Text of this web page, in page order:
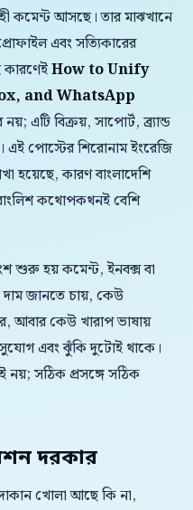
কমেন্ট আসছে। তার মাঝখানে
এবং সত্যিকারের
How to Unify
and WhatsApp
এটি বিক্রয়, সাপোর্ট, ব্র্যান্ড
এই পোস্টের শিরোনাম ইংরেজি
হয়েছে, কারণ বাংলাদেশি
বাংলিশ কথোপকথনই বেশি
শুরু হয় কমেন্ট, ইনবক্স বা
জানতে চায়, কেউ
আবার কেউ খারাপ ভাষায়
এবং ঝুঁকি দুটোই থাকে।
নয়; সঠিক প্রসঙ্গে সঠিক
দরকার
খোলা আছে কি না,